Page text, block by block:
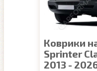
Коврики
Sprinter
2013 -